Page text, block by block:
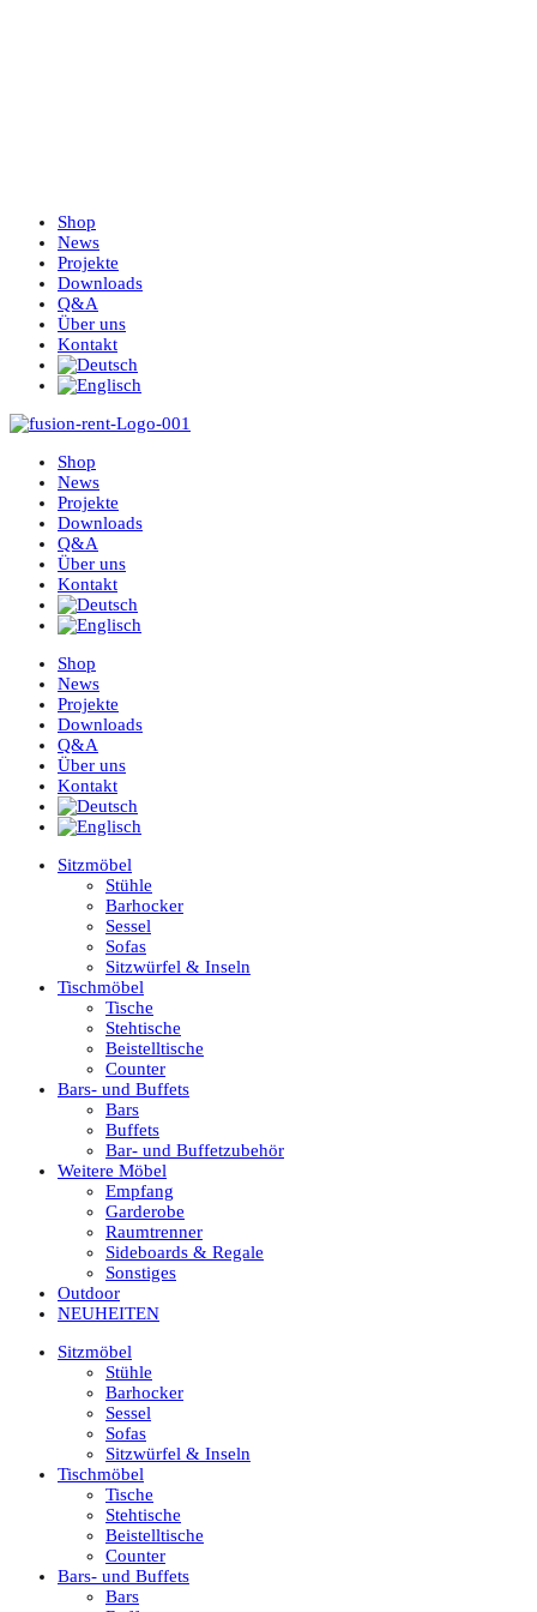
Shop
News
Projekte
Downloads
Q&A
Über uns
Kontakt
Shop
News
Projekte
Downloads
Q&A
Über uns
Kontakt
Shop
News
Projekte
Downloads
Q&A
Über uns
Kontakt
Sitzmöbel
Stühle
Barhocker
Sessel
Sofas
Sitzwürfel & Inseln
Tischmöbel
Tische
Stehtische
Beistelltische
Counter
Bars- und Buffets
Bars
Buffets
Bar- und Buffetzubehör
Weitere Möbel
Empfang
Garderobe
Raumtrenner
Sideboards & Regale
Sonstiges
Outdoor
NEUHEITEN
Sitzmöbel
Stühle
Barhocker
Sessel
Sofas
Sitzwürfel & Inseln
Tischmöbel
Tische
Stehtische
Beistelltische
Counter
Bars- und Buffets
Bars